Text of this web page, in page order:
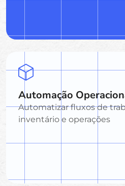
Automação
Automatizar fluxos de
inventário e operações